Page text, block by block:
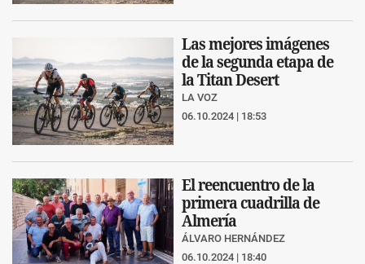
Las mejores imágenes
de la segunda etapa de
la Titan Desert
LA VOZ
06.10.2024 | 18:53
El reencuentro de la
primera cuadrilla de
Almería
ÁLVARO HERNÁNDEZ
06.10.2024 | 18:40